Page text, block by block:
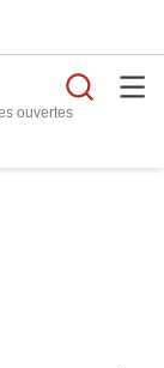
ouvertes